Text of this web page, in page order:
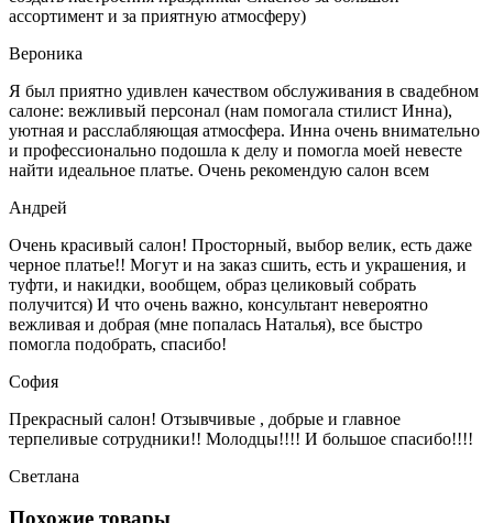
ассортимент и за приятную атмосферу)
Вероника
Я был приятно удивлен качеством обслуживания в свадебном
салоне: вежливый персонал (нам помогала стилист Инна),
уютная и расслабляющая атмосфера. Инна очень внимательно
и профессионально подошла к делу и помогла моей невесте
найти идеальное платье. Очень рекомендую салон всем
Андрей
Очень красивый салон! Просторный, выбор велик, есть даже
черное платье!! Могут и на заказ сшить, есть и украшения, и
туфти, и накидки, вообщем, образ целиковый собрать
получится) И что очень важно, консультант невероятно
вежливая и добрая (мне попалась Наталья), все быстро
помогла подобрать, спасибо!
София
Прекрасный салон! Отзывчивые , добрые и главное
терпеливые сотрудники!! Молодцы!!!! И большое спасибо!!!!
Светлана